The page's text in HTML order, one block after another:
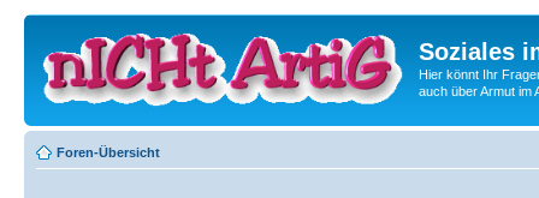
Soziales
Hier könnt Ihr
auch über Armut im
Foren-Übersicht